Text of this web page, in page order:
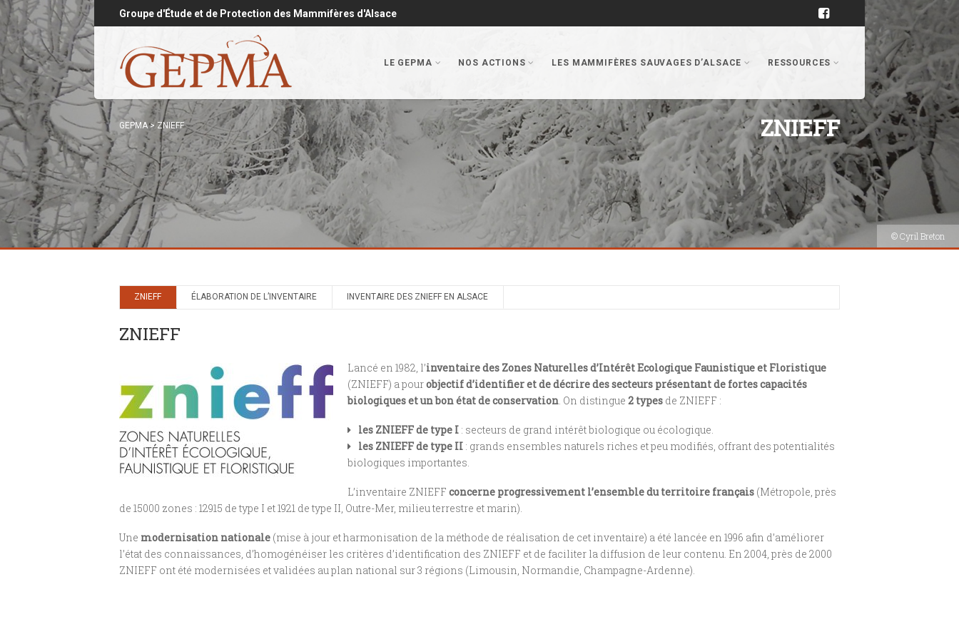
Groupe d'Étude et de Protection des Mammifères d'Alsace
LE GEPMA NOS ACTIONS LES MAMMIFÈRES SAUVAGES D’ALSACE RESSOURCES
© Cyril Breton
GEPMA> ZNIEFF ZNIEFF
ZNIEFF ÉLABORATION DE L’INVENTAIRE INVENTAIRE DES ZNIEFF EN ALSACE
ZNIEFF
Lancé en 1982, l’inventaire des Zones Naturelles d’Intérêt Ecologique Faunistique et Floristique
(ZNIEFF) a pourobjectif d’identifier et de décrire des secteurs présentant de fortes capacités
biologiques et un bon état de conservation. On distingue 2 types de ZNIEFF :
les ZNIEFF de type I : secteurs de grand intérêt biologique ou écologique.
les ZNIEFF de type II : grands ensembles naturels riches et peu modifiés, offrant des potentialités
biologiques importantes.
L’inventaire ZNIEFF concerne progressivement l’ensemble du territoire français (Métropole, près
de 15000 zones : 12915 de type I et 1921 de type II, Outre-Mer, milieu terrestre et marin).
Une modernisation nationale (mise à jour et harmonisation de la méthode de réalisation de cet inventaire) a été lancée en 1996 afin d’améliorer
l’état des connaissances, d’homogénéiser les critères d’identification des ZNIEFF et de faciliter la diffusion de leur contenu. En 2004, près de 2000
ZNIEFF ont été modernisées et validées au plan national sur 3 régions (Limousin, Normandie, Champagne-Ardenne).